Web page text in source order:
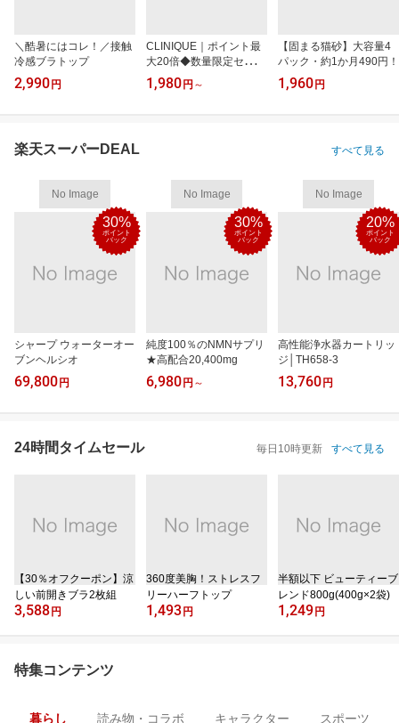
＼酷暑にはコレ！／接触
冷感ブラトップ
2,990 円
CLINIQUE｜ポイント最
大20倍◆数量限定セット
も
1,980 円 ～
【固まる猫砂】大容量4
パック・約1か月490円！
1,960 円
楽天スーパーDEAL すべて見る
No Image
30%
ポイント
バック
シャープ ウォーターオー
ブンヘルシオ
69,800 円
No Image
30%
ポイント
バック
純度100％のNMNサプリ
★高配合20,400mg
6,980 円 ～
No Image
20%
ポイント
バック
高性能浄水器カートリッ
ジ│TH658-3
13,760 円
24時間タイムセール 毎日10時更新 すべて見る
【30％オフクーポン】涼
しい前開きブラ2枚組
3,588 円
360度美胸！ストレスフ
リーハーフトップ
1,493 円
半額以下 ビューティーブ
レンド800g(400g×2袋)
1,249 円
特集コンテンツ
暮らし 読み物・コラボ キャラクター スポーツ